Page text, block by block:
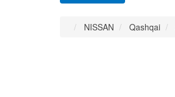
NISSAN Qashqai